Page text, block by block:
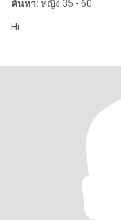
ค้นหา: หญิง 35 - 60
Hi